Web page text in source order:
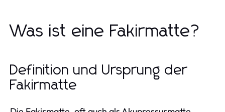
Was ist eine Fakirmatte?
Definition und Ursprung der
Fakirmatte